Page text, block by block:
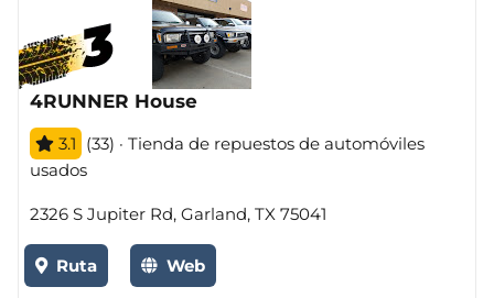
4RUNNER House
3.1 (33) · Tienda de repuestos de automóviles
usados
2326 S Jupiter Rd, Garland, TX 75041
Ruta Web